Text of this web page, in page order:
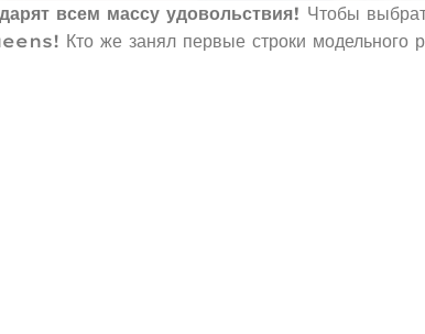
всем массу удовольствия! Чтобы
Кто же занял первые строки модельного